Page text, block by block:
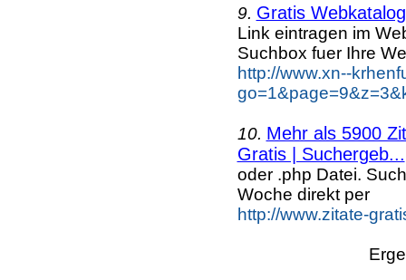
9. Gratis
Link eintragen im
Suchbox fuer Ihre
http://www.xn--
10. Mehr als 5900
Gratis | Suchergeb...
oder .php Datei.
Woche direkt per
http://www.zitate-